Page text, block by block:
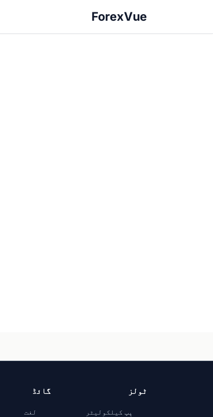
ForexVue
ٹولز
پِپ کیلکولیٹر
گائڈ
لغت